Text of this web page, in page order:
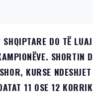
DO TË
SHORTIN
KURSE
11 OSE 12